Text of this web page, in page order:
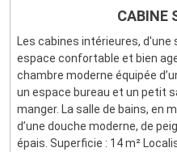
CABINE
Les cabines intérieures,
espace confortable et bien
chambre moderne équipée
un espace bureau et un petit
manger. La salle de bains, en
d’une douche moderne, de
épais. Superficie : 14 m²